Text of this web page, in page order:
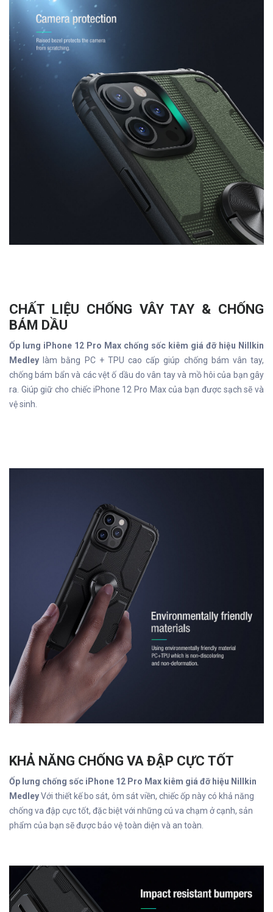
CHẤT LIỆU CHỐNG VÂY TAY & CHỐNG
BÁM DẦU
Ốp lưng iPhone 12 Pro Max chống sốc kiêm giá đỡ hiệu Nillkin
Medley làm bằng PC + TPU cao cấp giúp chống bám vân tay,
chống bám bẩn và các vệt ố dầu do vân tay và mồ hôi của bạn gây
ra. Giúp giữ cho chiếc iPhone 12 Pro Max của bạn được sạch sẽ và
vệ sinh.
KHẢ NĂNG CHỐNG VA ĐẬP CỰC TỐT
Ốp lưng chống sốc iPhone 12 Pro Max kiêm giá đỡ hiệu Nillkin
MedleyVới thiết kế bo sát, ôm sát viền, chiếc ốp này có khả năng
chống va đập cực tốt, đặc biệt với những cú va chạm ở cạnh, sản
phẩm của bạn sẽ được bảo vệ toàn diện và an toàn.